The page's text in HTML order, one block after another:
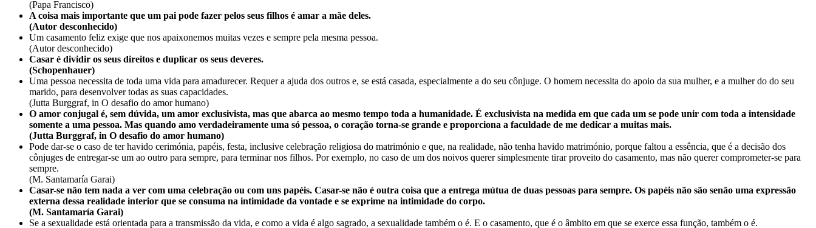
(Papa Francisco)
A coisa mais importante que um pai pode fazer pelos seus filhos é amar a mãe deles.
(Autor desconhecido)
Um casamento feliz exige que nos apaixonemos muitas vezes e sempre pela mesma pessoa.
(Autor desconhecido)
Casar é dividir os seus direitos e duplicar os seus deveres.
(Schopenhauer)
Uma pessoa necessita de toda uma vida para amadurecer. Requer a ajuda dos outros e, se está casada, especialmente a do seu cônjuge. O homem necessita do apoio da sua mulher, e a mulher do do seu
marido, para desenvolver todas as suas capacidades.
(Jutta Burggraf, in O desafio do amor humano)
O amor conjugal é, sem dúvida, um amor exclusivista, mas que abarca ao mesmo tempo toda a humanidade. É exclusivista na medida em que cada um se pode unir com toda a intensidade
somente a uma pessoa. Mas quando amo verdadeiramente uma só pessoa, o coração torna-se grande e proporciona a faculdade de me dedicar a muitas mais.
(Jutta Burggraf, in O desafio do amor humano)
Pode dar-se o caso de ter havido cerimónia, papéis, festa, inclusive celebração religiosa do matrimónio e que, na realidade, não tenha havido matrimónio, porque faltou a essência, que é a decisão dos
cônjuges de entregar-se um ao outro para sempre, para terminar nos filhos. Por exemplo, no caso de um dos noivos querer simplesmente tirar proveito do casamento, mas não querer comprometer-se para
sempre.
(M. Santamaría Garai)
Casar-se não tem nada a ver com uma celebração ou com uns papéis. Casar-se não é outra coisa que a entrega mútua de duas pessoas para sempre. Os papéis não são senão uma expressão
externa dessa realidade interior que se consuma na intimidade da vontade e se exprime na intimidade do corpo.
(M. Santamaría Garai)
Se a sexualidade está orientada para a transmissão da vida, e como a vida é algo sagrado, a sexualidade também o é. E o casamento, que é o âmbito em que se exerce essa função, também o é.